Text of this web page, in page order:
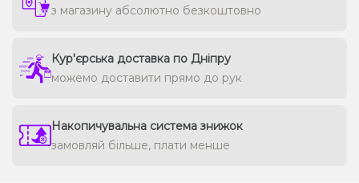
з магазину абсолютно безкоштовно
Кур'єрська доставка по Дніпру
можемо доставити прямо до рук
Накопичувальна система знижок
замовляй більше, плати менше